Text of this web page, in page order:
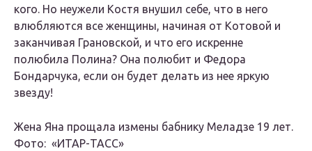
кого. Но неужели Костя внушил себе, что в него
влюбляются все женщины, начиная от Котовой и
заканчивая Грановской, и что его искренне
полюбила Полина? Она полюбит и Федора
Бондарчука, если он будет делать из нее яркую
звезду!
Жена Яна прощала измены бабнику Меладзе 19 лет.
Фото: «ИТАР-ТАСС»